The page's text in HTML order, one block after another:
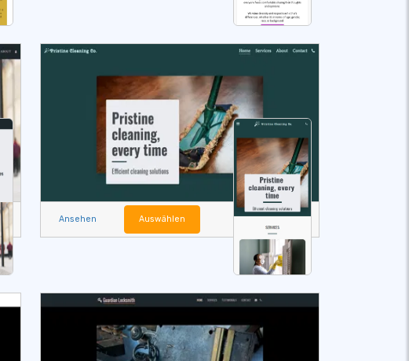
Ansehen Auswählen